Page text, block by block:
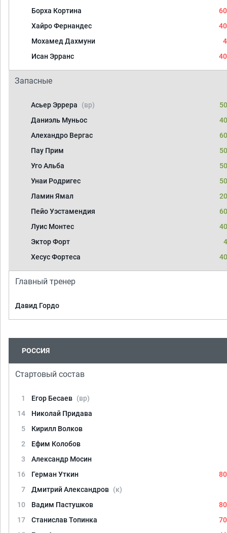
Борха Кортина
Хайро Фернандес
Мохамед Дахмуни
Исан Эрранс
Запасные
Асьер Эррера (вр)
Даниэль Муньос
Алехандро Вергас
Пау Прим
Уго Альба
Унаи Родригес
Ламин Ямал
Пейо Уэстамендия
Луис Монтес
Эктор Форт
Хесус Фортеса
Главный тренер
Давид Гордо
РОССИЯ
Стартовый состав
1 Егор Бесаев (вр)
14
Николай Придава
5
Кирилл Волков
2
Ефим Колобов
3
Александр Мосин
16
Герман Уткин
7
Дмитрий Александров (к)
10
Вадим Пастушков
17
Станислав Топинка